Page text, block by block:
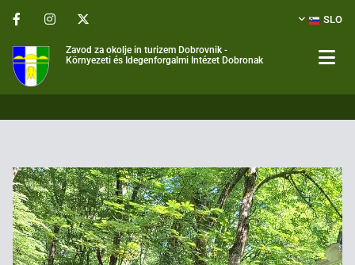
SLO
Zavod za okolje in turizem Dobrovnik -
Környezeti és Idegenforgalmi Intézet Dobronak